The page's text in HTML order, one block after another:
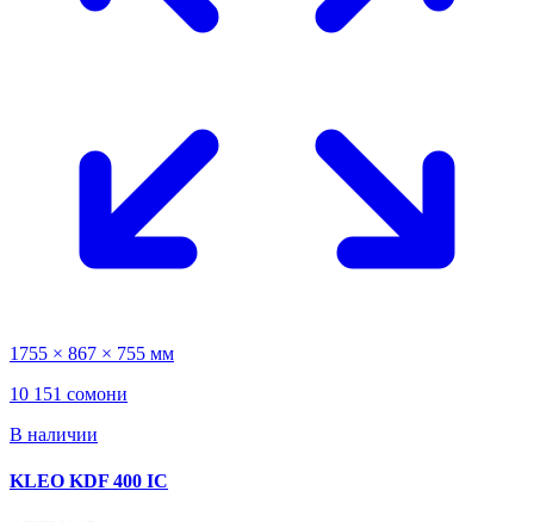
1755 × 867 × 755 мм
10 151 сомони
В наличии
KLEO KDF 400 IC